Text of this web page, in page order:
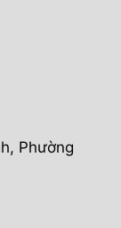
Phường